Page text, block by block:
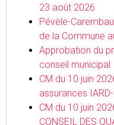
23 août 2026
Pévèle-
de la Commune
Approbation du
conseil municipal
CM du 10 juin
assurances
CM du 10 juin
CONSEIL DES